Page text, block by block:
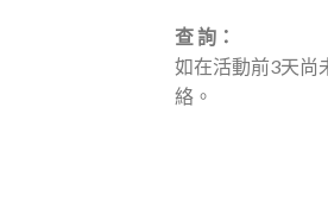
查 詢：
如在活動前3天尚
絡。